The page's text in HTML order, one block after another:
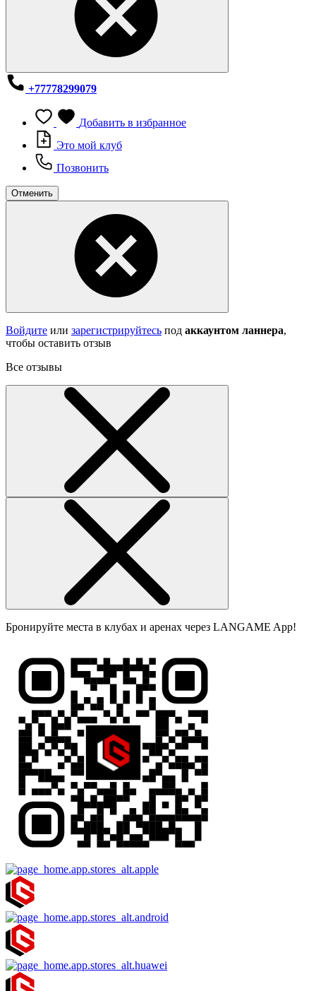
+77778299079
Добавить в избранное
Это мой клуб
Позвонить
Отменить
Войдите или зарегистрируйтесь под аккаунтом ланнера,
чтобы оставить отзыв
Все отзывы
Бронируйте места в клубах и аренах через LANGAME App!